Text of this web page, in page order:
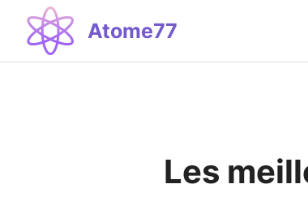
contenu
Atome77
Les